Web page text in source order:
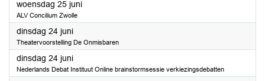
woensdag 25 juni2025
ALV Concilium Zwolle
dinsdag 24 juni2025
Theatervoorstelling De Onmisbaren
dinsdag 24 juni2025
Nederlands Debat Instituut Online brainstormsessie verkiezingsdebatten